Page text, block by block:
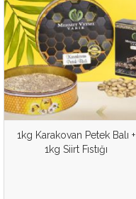
1kg Karakovan Petek Balı +
1kg Siirt Fıstığı